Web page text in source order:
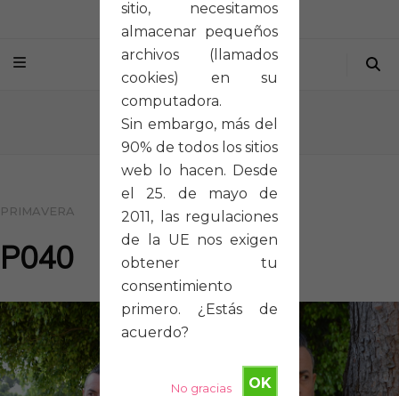
sitio, necesitamos
almacenar pequeños
archivos (llamados
cookies) en su
computadora.
Sin embargo, más del
90% de todos los sitios
web lo hacen. Desde
el 25. de mayo de
2011, las regulaciones
de la UE nos exigen
obtener tu
consentimiento
primero. ¿Estás de
acuerdo?
OK
No gracias
Inicio / Portfolios/P040
PRIMAVERA
P040